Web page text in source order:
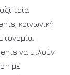
τρία
κοινωνική
να μιλούν
με